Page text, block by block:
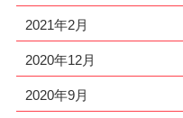
2021年2月
2020年12月
2020年9月